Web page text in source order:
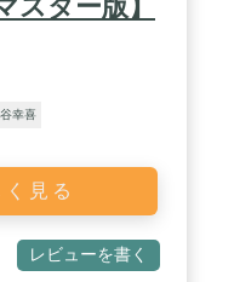
スター版】
幸喜
見る
レビューを書く